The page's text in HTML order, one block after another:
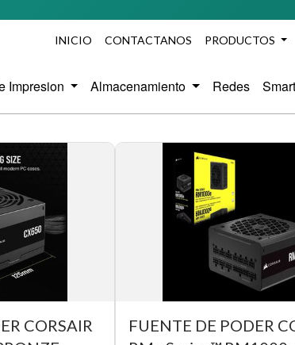
INICIO CONTACTANOS PRODUCTOS
Impresion Almacenamiento Redes
CORSAIR
FUENTE DE PODER